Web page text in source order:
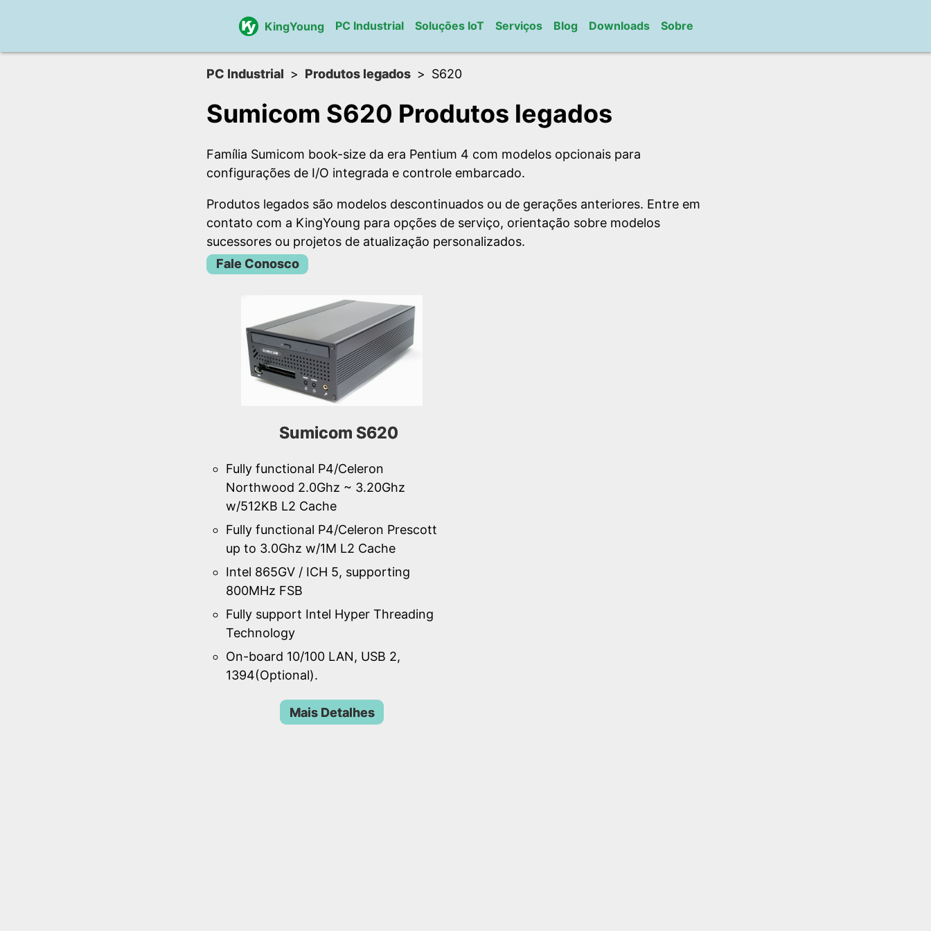
KingYoung PC Industrial Soluções IoT Serviços Blog Downloads Sobre
PC Industrial Produtos legados S620
Sumicom S620 Produtos legados
Família Sumicom book-size da era Pentium 4 com modelos opcionais para
configurações de I/O integrada e controle embarcado.
Produtos legados são modelos descontinuados ou de gerações anteriores. Entre em
contato com a KingYoung para opções de serviço, orientação sobre modelos
sucessores ou projetos de atualização personalizados.
Fale Conosco
Sumicom S620
Fully functional P4/Celeron
Northwood 2.0Ghz ~ 3.20Ghz
w/512KB L2 Cache
Fully functional P4/Celeron Prescott
up to 3.0Ghz w/1M L2 Cache
Intel 865GV / ICH 5, supporting
800MHz FSB
Fully support Intel Hyper Threading
Technology
On-board 10/100 LAN, USB 2,
1394(Optional).
Mais Detalhes